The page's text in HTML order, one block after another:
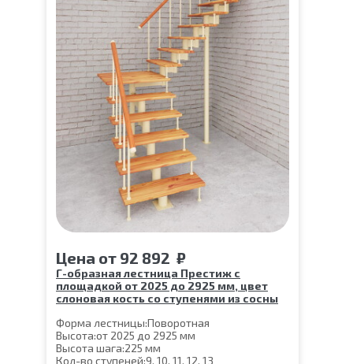
Цена от 92 892 ₽
Г-образная лестница Престиж с
площадкой от 2025 до 2925 мм, цвет
слоновая кость со ступенями из сосны
Форма лестницы:Поворотная
Высота:от 2025 до 2925 мм
Высота шага:225 мм
Кол-во ступеней:9, 10, 11, 12, 13